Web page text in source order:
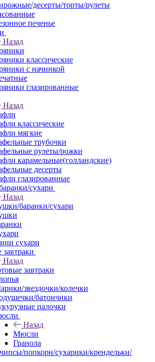
десерты/торты/рулеты
печенье
Назад
классические
с начинкой
глазированные
Назад
классические
мягкие
трубочки
рулеты/рожки
карамельные(голландские)
десерты
глазированные
сухари
Назад
баранки/сухари
сухари
завтраки
Назад
завтраки
звездочки/колечки
батончики
палочки
Назад
Мюсли
Гранола
попкорн/сухарики/крендельки/